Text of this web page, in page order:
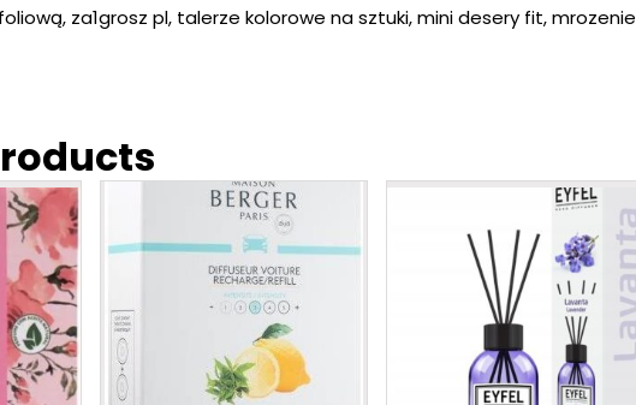
za1grosz pl, talerze kolorowe na sztuki, mini desery fit, mrozenie